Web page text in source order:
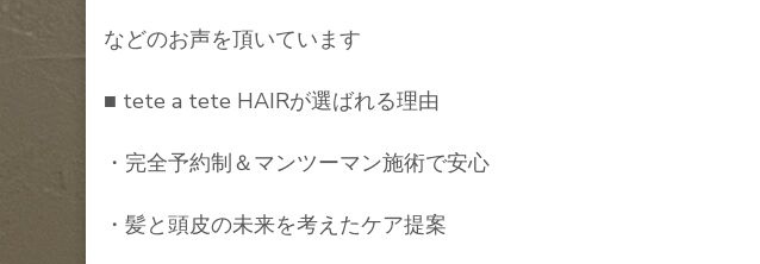
などのお声を頂いています
■ tete a tete HAIRが選ばれる理由
・完全予約制＆マンツーマン施術で安心
・髪と頭皮の未来を考えたケア提案